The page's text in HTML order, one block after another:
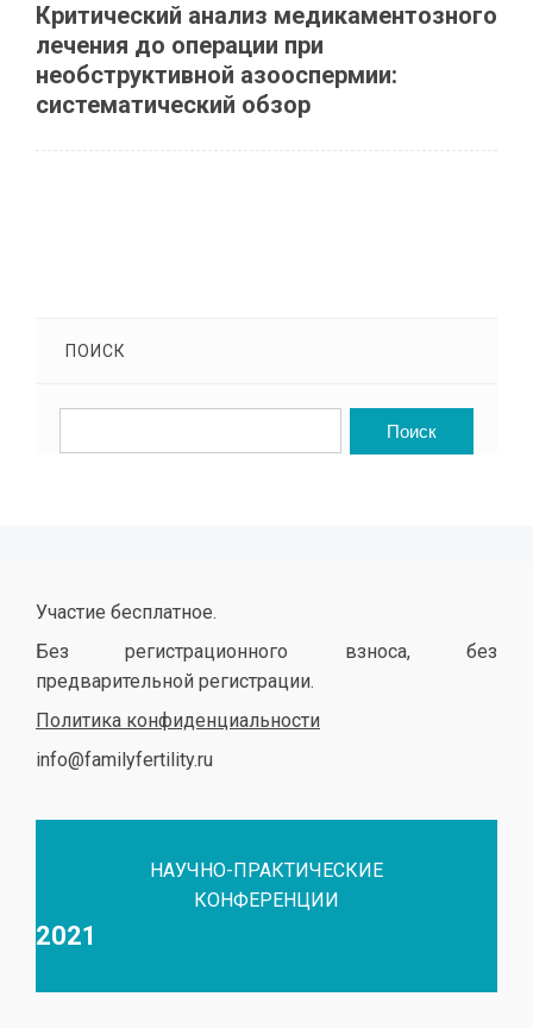
Критический анализ медикаментозного
лечения до операции при
необструктивной азооспермии:
систематический обзор
ПОИСК
Участие бесплатное.
Без регистрационного взноса, без
предварительной регистрации.
Политика конфиденциальности
info@familyfertility.ru
НАУЧНО-ПРАКТИЧЕСКИЕ
КОНФЕРЕНЦИИ
2021